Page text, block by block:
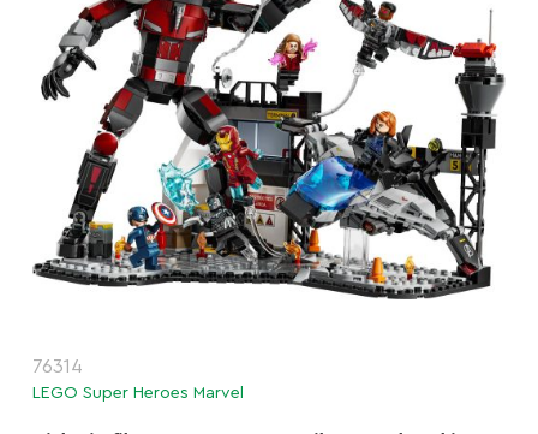
76314
LEGO Super Heroes Marvel